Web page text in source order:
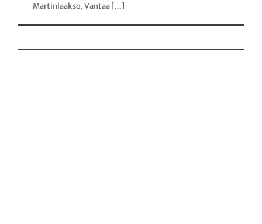
Martinlaakso, Vantaa […]